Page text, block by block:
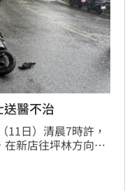
醫不治
11日）清晨7時許，
新店往坪林方向行
去生命徵象，經救